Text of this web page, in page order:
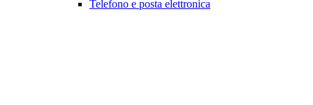
Telefono e posta elettronica